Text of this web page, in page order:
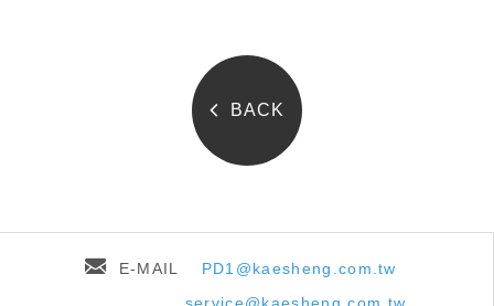
BACK
E-MAIL
PD1@kaesheng.com.tw
service@kaesheng.com.tw